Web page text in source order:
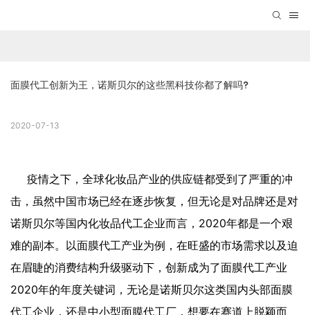
面膜代工创新为王，诺斯贝尔的这些黑科技你都了解吗?
2020-07-13
疫情之下，全球化妆品产业的供应链都受到了严重的冲
击，虽然中国市场已经在逐步恢复，但无论是对品牌还是对
诺斯贝尔等国内化妆品代工企业而言，2020年都是一个艰
难的副本。以面膜代工产业为例，在旺盛的市场需求以及迫
在眉睫的消费结构升级驱动下，创新成为了面膜代工产业
2020年的年度关键词，无论是诺斯贝尔这类国内头部面膜
代工企业，还是中小型面膜代工厂，想要在赛道上脱颖而